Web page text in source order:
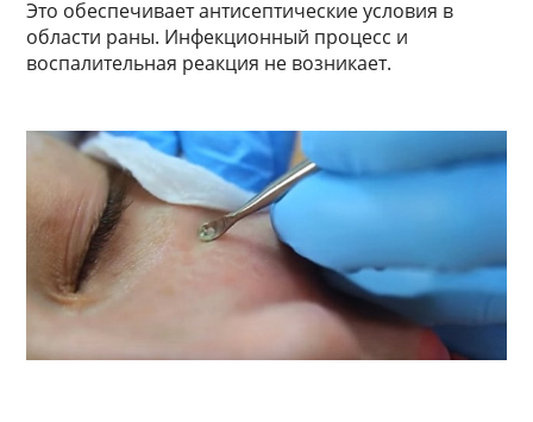
Это обеспечивает антисептические условия в
области раны. Инфекционный процесс и
воспалительная реакция не возникает.